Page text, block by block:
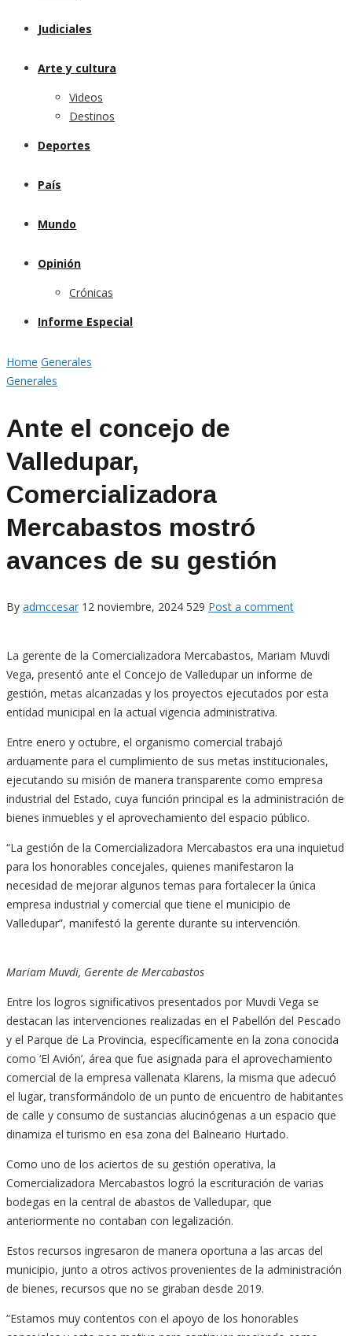
Judiciales
Arte y cultura
Videos
Destinos
Deportes
País
Mundo
Opinión
Crónicas
Informe Especial
Home Generales
Generales
Ante el concejo de
Valledupar,
Comercializadora
Mercabastos mostró
avances de su gestión
By admccesar 12 noviembre, 2024 529 Post a comment
La gerente de la Comercializadora Mercabastos, Mariam Muvdi
Vega, presentó ante el Concejo de Valledupar un informe de
gestión, metas alcanzadas y los proyectos ejecutados por esta
entidad municipal en la actual vigencia administrativa.
Entre enero y octubre, el organismo comercial trabajó
arduamente para el cumplimiento de sus metas institucionales,
ejecutando su misión de manera transparente como empresa
industrial del Estado, cuya función principal es la administración de
bienes inmuebles y el aprovechamiento del espacio público.
“La gestión de la Comercializadora Mercabastos era una inquietud
para los honorables concejales, quienes manifestaron la
necesidad de mejorar algunos temas para fortalecer la única
empresa industrial y comercial que tiene el municipio de
Valledupar”, manifestó la gerente durante su intervención.
Mariam Muvdi, Gerente de Mercabastos
Entre los logros significativos presentados por Muvdi Vega se
destacan las intervenciones realizadas en el Pabellón del Pescado
y el Parque de La Provincia, específicamente en la zona conocida
como ‘El Avión’, área que fue asignada para el aprovechamiento
comercial de la empresa vallenata Klarens, la misma que adecuó
el lugar, transformándolo de un punto de encuentro de habitantes
de calle y consumo de sustancias alucinógenas a un espacio que
dinamiza el turismo en esa zona del Balneario Hurtado.
Como uno de los aciertos de su gestión operativa, la
Comercializadora Mercabastos logró la escrituración de varias
bodegas en la central de abastos de Valledupar, que
anteriormente no contaban con legalización.
Estos recursos ingresaron de manera oportuna a las arcas del
municipio, junto a otros activos provenientes de la administración
de bienes, recursos que no se giraban desde 2019.
“Estamos muy contentos con el apoyo de los honorables